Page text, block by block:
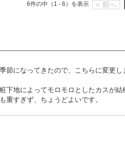
< 前へ
6件の中（1 - 6）を表示
節になってきたので、こちらに変更し
下地によってモロモロとしたカスが結
重すぎず、ちょうどよいです。